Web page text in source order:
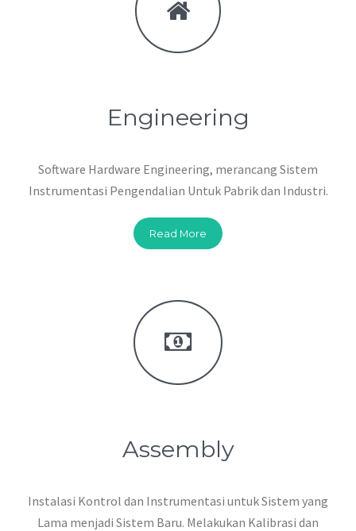
Engineering
Software Hardware Engineering, merancang Sistem
Instrumentasi Pengendalian Untuk Pabrik dan Industri.
Read More
Assembly
Instalasi Kontrol dan Instrumentasi untuk Sistem yang
Lama menjadi Sistem Baru. Melakukan Kalibrasi dan